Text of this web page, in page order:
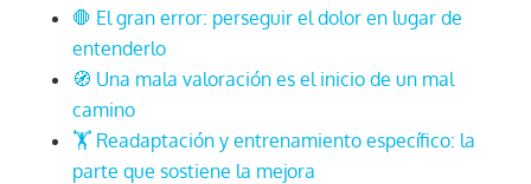
🛑 El gran error: perseguir el dolor en lugar de
entenderlo
🧭 Una mala valoración es el inicio de un mal
camino
🏋️ Readaptación y entrenamiento específico: la
parte que sostiene la mejora